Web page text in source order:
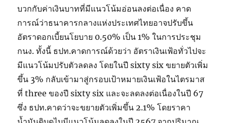
บวกกับค่าเงินบาทที่มีแนวโน้มอ่อนลงต่อเนื่อง คาด
การณ์ว่าธนาคารกลางแห่งประเทศไทยอาจปรับขึ้น
อัตราดอกเบี้ยนโยบาย 0.50% เป็น 1% ในการประชุม
กนง. ทั้งนี้ ธปท.คาดการณ์ด้วยว่า อัตราเงินเฟ้อทั่วไปจะ
มีแนวโน้มปรับตัวลดลง โดยในปี sixty six ขยายตัวเพิ่ม
ขึ้น 3% กลับเข้ามาสู่กรอบเป้าหมายเงินเฟ้อในไตรมาส
ที่ three ของปี sixty six และจะลดลงต่อเนื่องในปี 67
ซึ่ง ธปท.คาดว่าจะขยายตัวเพิ่มขึ้น 2.1% โดยราคา